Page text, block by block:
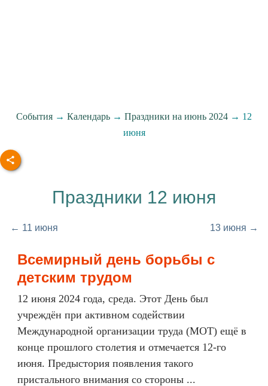
События → Календарь → Праздники на июнь 2024 → 12
июня
Праздники 12 июня
← 11 июня 13 июня →
Всемирный день борьбы с
детским трудом
12 июня 2024 года, среда. Этот День был
учреждён при активном содействии
Международной организации труда (МОТ) ещё в
конце прошлого столетия и отмечается 12-го
июня. Предыстория появления такого
пристального внимания со стороны ...